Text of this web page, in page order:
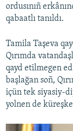
ordusınıñ
qabaatlı tanıldı.
Tamila Taşeva
Qırımda
qayd etilmegen
başlağan soñ,
içün tek siyasiy-
yolnen de